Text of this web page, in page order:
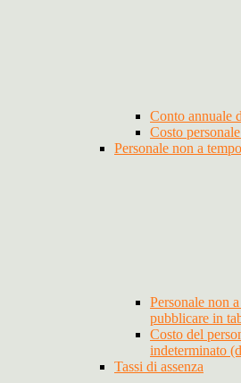
Conto annuale
Costo
Personale non a
Personale non
pubblicare in
Costo del
indeterminato
Tassi di assenza